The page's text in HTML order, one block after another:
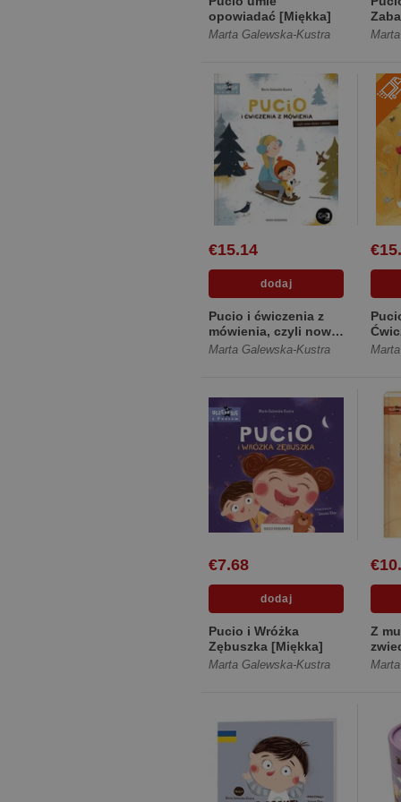
opowiadać [Miękka]
Marta Galewska-Kustra
€15.14
Pucio i ćwiczenia z
mówienia, czyli nowe
słowa i zdania
Marta Galewska-Kustra
i
€7.68
Pucio i Wróżka
Zębuszka [Miękka]
Marta Galewska-Kustra
Z